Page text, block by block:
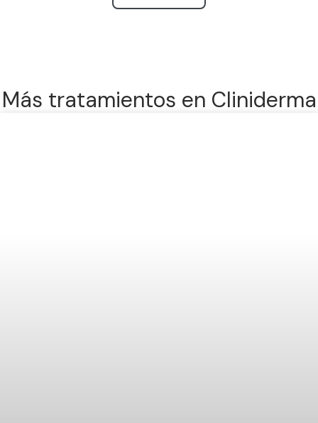
Más tratamientos en Cliniderma